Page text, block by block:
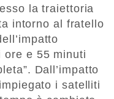
la traiettoria
intorno al fratello
ore e 55 minuti
Dall’impatto
i satelliti